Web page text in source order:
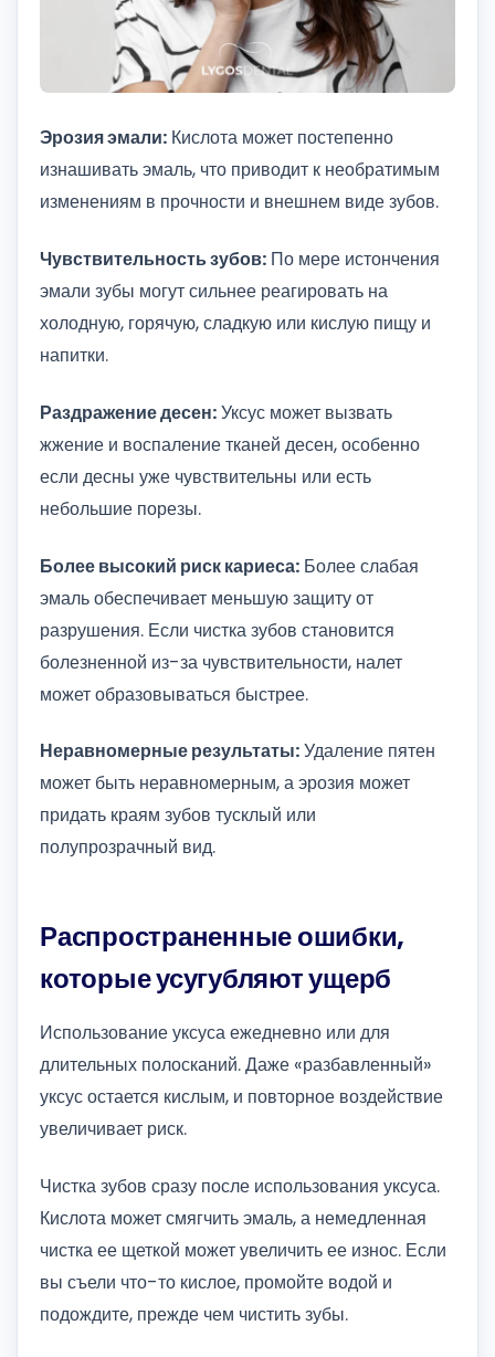
Эрозия эмали: Кислота может постепенно
изнашивать эмаль, что приводит к необратимым
изменениям в прочности и внешнем виде зубов.
Чувствительность зубов: По мере истончения
эмали зубы могут сильнее реагировать на
холодную, горячую, сладкую или кислую пищу и
напитки.
Раздражение десен:Уксус может вызвать
жжение и воспаление тканей десен, особенно
если десны уже чувствительны или есть
небольшие порезы.
Более высокий риск кариеса: Более слабая
эмаль обеспечивает меньшую защиту от
разрушения. Если чистка зубов становится
болезненной из-за чувствительности, налет
может образовываться быстрее.
Неравномерные результаты:Удаление пятен
может быть неравномерным, а эрозия может
придать краям зубов тусклый или
полупрозрачный вид.
Распространенные ошибки,
которые усугубляют ущерб
Использование уксуса ежедневно или для
длительных полосканий. Даже «разбавленный»
уксус остается кислым, и повторное воздействие
увеличивает риск.
Чистка зубов сразу после использования уксуса.
Кислота может смягчить эмаль, а немедленная
чистка ее щеткой может увеличить ее износ. Если
вы съели что-то кислое, промойте водой и
подождите, прежде чем чистить зубы.